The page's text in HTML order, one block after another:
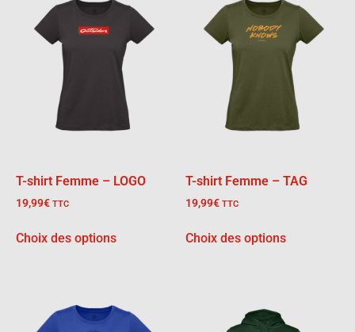
T-shirt Femme – LOGO
19,99€ TTC
Choix des options
T-shirt Femme – TAG
19,99€ TTC
Choix des options